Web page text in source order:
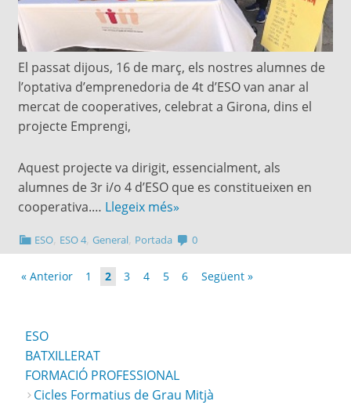
El passat dijous, 16 de març, els nostres alumnes de
l’optativa d’emprenedoria de 4t d’ESO van anar al
mercat de cooperatives, celebrat a Girona, dins el
projecte Emprengi,
Aquest projecte va dirigit, essencialment, als
alumnes de 3r i/o 4 d’ESO que es constitueixen en
cooperativa.… Llegeix més»
ESO ESO 4 ,General Portada 0
« Anterior 1 2 3 4 5 6 Següent »
ESO
BATXILLERAT
FORMACIÓ PROFESSIONAL
Cicles Formatius de Grau Mitjà